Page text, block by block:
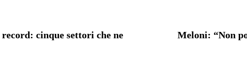
cinque settori che ne
Meloni: “Non